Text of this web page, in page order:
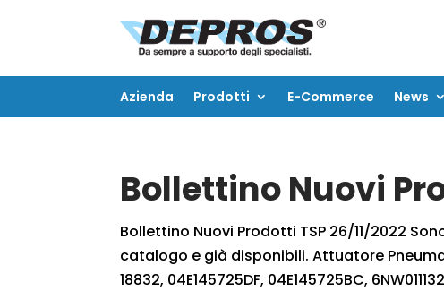
Azienda Prodotti E-Commerce News
Azienda Prodotti E-Commerce News
Bollettino Nuovi
Bollettino Nuovi Prodotti TSP 26/11/2022
catalogo e già disponibili. Attuatore
18832, 04E145725DF, 04E145725BC,